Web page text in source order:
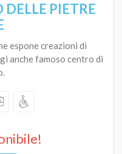
PIETRE
espone creazioni di
anche famoso centro di